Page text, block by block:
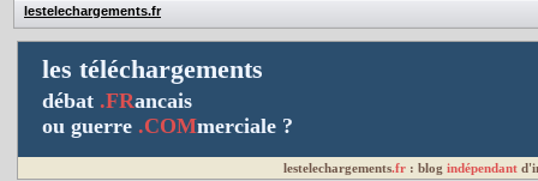
lestelechargements.fr
les téléchargements
débat .FRancais
ou guerre .COMmerciale ?
lestelechargements.fr : blog indépendant